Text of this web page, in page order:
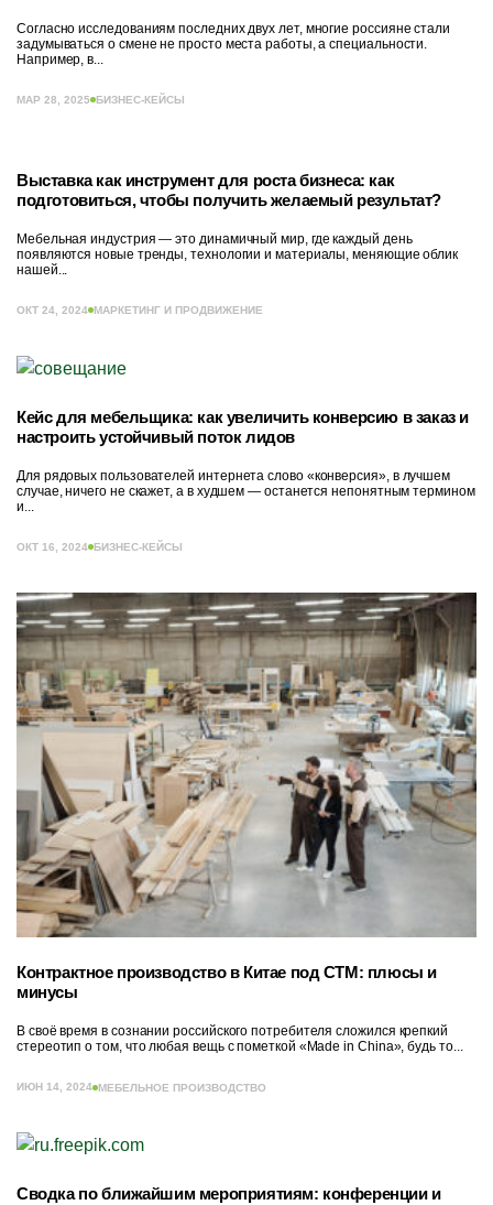
Согласно исследованиям последних двух лет, многие россияне стали
задумываться о смене не просто места работы, а специальности.
Например, в...
МАР 28, 2025 БИЗНЕС-КЕЙСЫ
Выставка как инструмент для роста бизнеса: как
подготовиться, чтобы получить желаемый результат?
Мебельная индустрия — это динамичный мир, где каждый день
появляются новые тренды, технологии и материалы, меняющие облик
нашей...
ОКТ 24, 2024 МАРКЕТИНГ И ПРОДВИЖЕНИЕ
Кейс для мебельщика: как увеличить конверсию в заказ и
настроить устойчивый поток лидов
Для рядовых пользователей интернета слово «конверсия», в лучшем
случае, ничего не скажет, а в худшем — останется непонятным термином
и...
ОКТ 16, 2024 БИЗНЕС-КЕЙСЫ
Контрактное производство в Китае под СТМ: плюсы и
минусы
В своё время в сознании российского потребителя сложился крепкий
стереотип о том, что любая вещь с пометкой «Made in China», будь то...
ИЮН 14, 2024 МЕБЕЛЬНОЕ ПРОИЗВОДСТВО
Сводка по ближайшим мероприятиям: конференции и